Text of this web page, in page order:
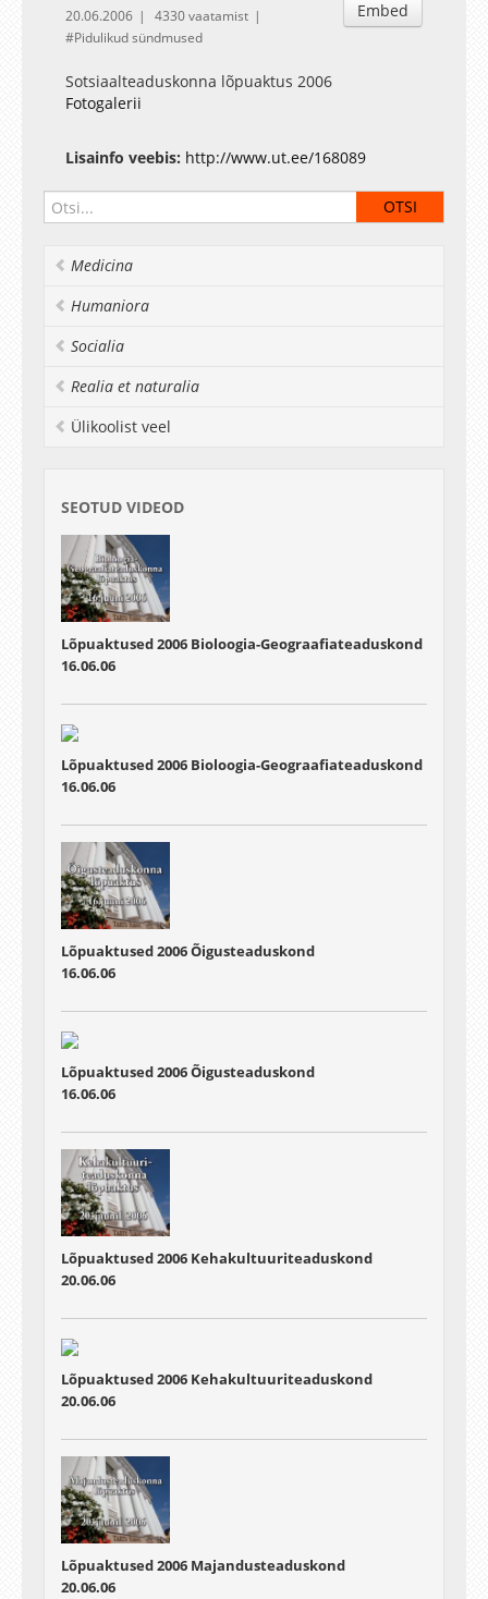
Embed
20.06.2006
4330 vaatamist
Pidulikud sündmused
Sotsiaalteaduskonna lõpuaktus 2006
Fotogalerii
Lisainfo veebis: http://www.ut.ee/168089
Medicina
Humaniora
Socialia
Realia et naturalia
Ülikoolist veel
SEOTUD VIDEOD
Lõpuaktused 2006 Bioloogia-Geograafiateaduskond
16.06.06
Lõpuaktused 2006 Bioloogia-Geograafiateaduskond
16.06.06
Lõpuaktused 2006 Õigusteaduskond
16.06.06
Lõpuaktused 2006 Õigusteaduskond
16.06.06
Lõpuaktused 2006 Kehakultuuriteaduskond
20.06.06
Lõpuaktused 2006 Kehakultuuriteaduskond
20.06.06
Lõpuaktused 2006 Majandusteaduskond
20.06.06